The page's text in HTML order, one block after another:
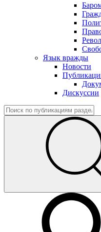
Язык вражды
Новости
Дискуссии